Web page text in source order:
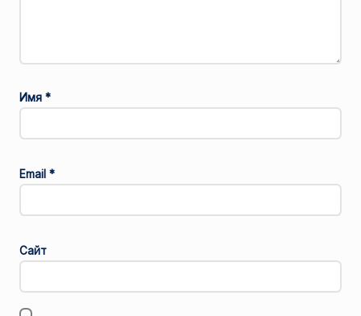
Имя *
Email *
Сайт